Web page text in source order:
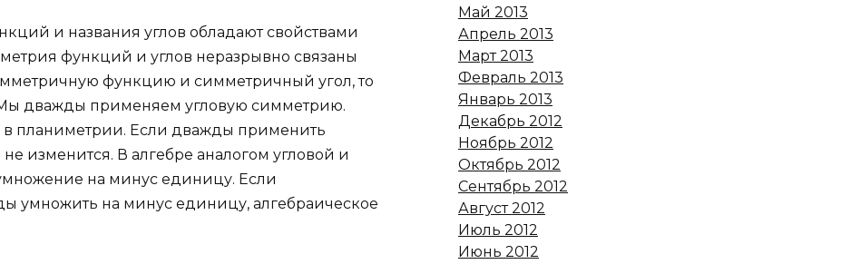
и названия углов обладают свойствами
функций и углов неразрывно связаны
функцию и симметричный угол, то
Мы дважды применяем угловую симметрию.
в планиметрии. Если дважды применить
изменится. В алгебре аналогом угловой и
на минус единицу. Если
умножить на минус единицу, алгебраическое
Май 2013
Апрель 2013
Март 2013
Февраль 2013
Январь 2013
Декабрь 2012
Ноябрь 2012
Октябрь 2012
Сентябрь 2012
Август 2012
Июль 2012
Июнь 2012